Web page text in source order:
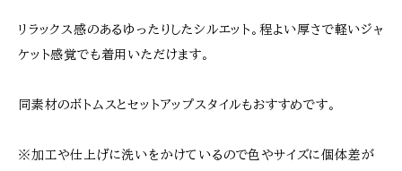
リラックス感のあるゆったりしたシルエット。程よい厚さで軽いジャ
ケット感覚でも着用いただけます。
同素材のボトムスとセットアップスタイルもおすすめです。
※加工や仕上げに洗いをかけているので色やサイズに個体差が